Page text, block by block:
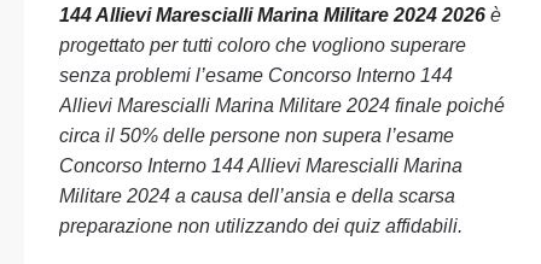
144 Allievi Marescialli Marina Militare 2024 2026 è
progettato per tutti coloro che vogliono superare
senza problemi l’esame Concorso Interno 144
Allievi Marescialli Marina Militare 2024 finale poiché
circa il 50% delle persone non supera l’esame
Concorso Interno 144 Allievi Marescialli Marina
Militare 2024 a causa dell’ansia e della scarsa
preparazione non utilizzando dei quiz affidabili.